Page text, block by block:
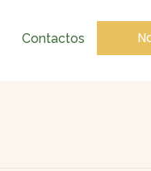
Contactos